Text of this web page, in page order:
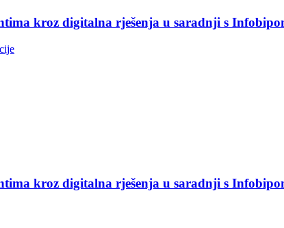
kroz digitalna rješenja u saradnji s
kroz digitalna rješenja u saradnji s